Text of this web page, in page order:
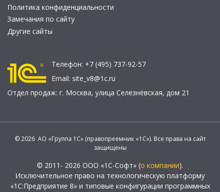
Политика конфиденциальности
Замечания по сайту
Другие сайты
Телефон: +7 (495) 737-92-57
Email: site_v8@1c.ru
Отдел продаж: г. Москва, улица Селезнёвская, дом 21
© 2026 АО «Группа 1С» (правопреемник «1С»). Все права на сайт
защищены
© 2011- 2026 ООО «1С-Софт» (о компании).
Исключительное право на технологическую платформу
«1С:Предприятие 8» и типовые конфигурации программных